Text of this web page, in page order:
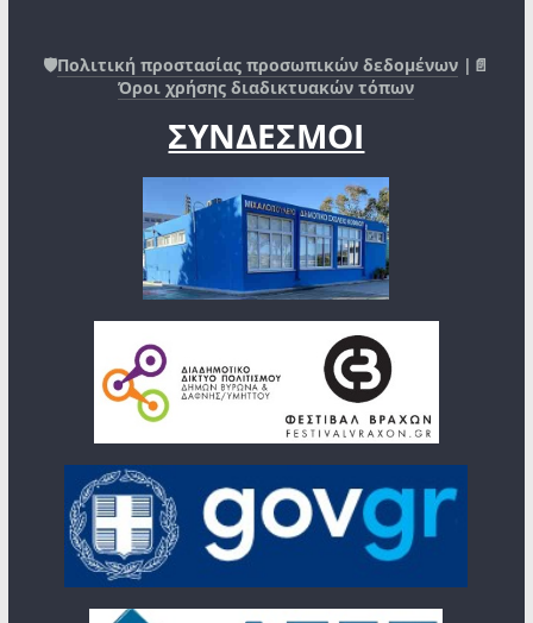
🛡️Πολιτική προστασίας προσωπικών δεδομένων |📄
Όροι χρήσης διαδικτυακών τόπων
ΣΥΝΔΕΣΜΟΙ